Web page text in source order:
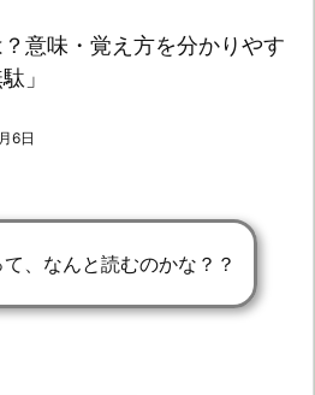
意味・覚え方を分かりやす
」
6日
、なんと読むのかな？？